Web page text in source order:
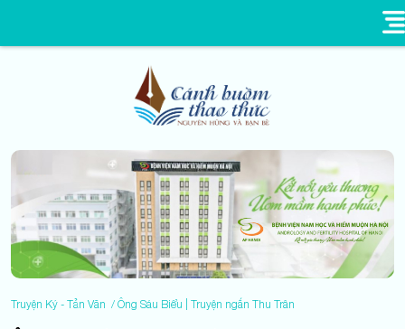
Truyện Ký - Tản Văn Ông Sáu Biểu | Truyện ngắn Thu Trân